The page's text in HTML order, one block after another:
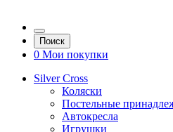
Поиск
0 Мои покупки
Silver Cross
Коляски
Постельные
Автокресла
Игрушки